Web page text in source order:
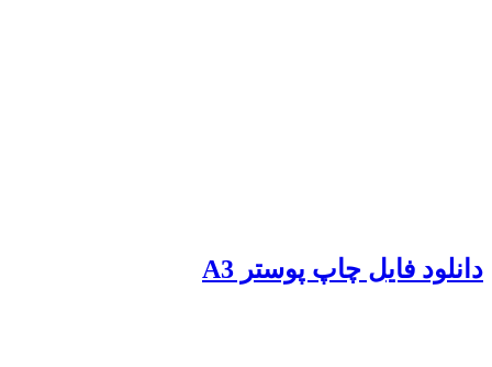
دانلود فایل چاپ پوستر A3